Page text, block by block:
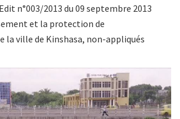
n°003/2013 du 09 septembre 2013
et la protection de
la ville de Kinshasa, non-appliqués